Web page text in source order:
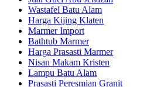
Wastafel Batu Alam
Harga Kijing Klaten
Marmer Import
Bathtub Marmer
Harga Prasasti Marmer
Nisan Makam Kristen
Lampu Batu Alam
Prasasti Peresmian Granit